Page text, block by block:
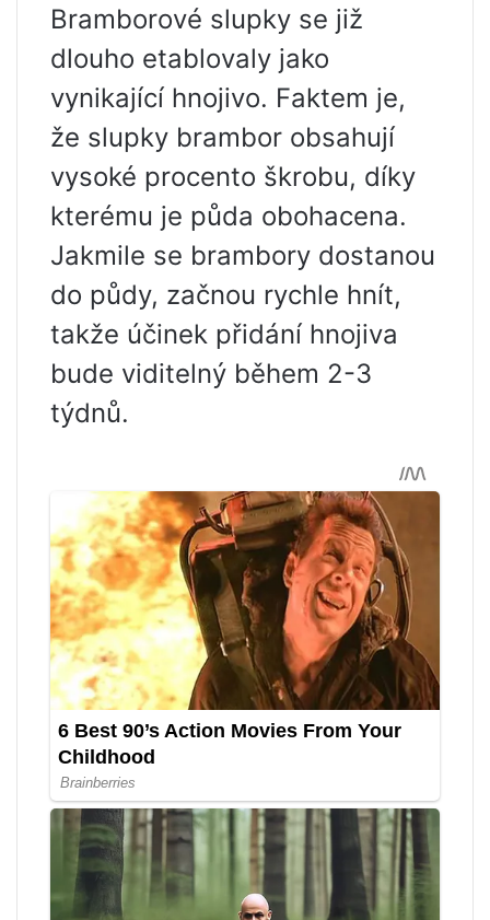
Bramborové slupky se již
dlouho etablovaly jako
vynikající hnojivo. Faktem je,
že slupky brambor obsahují
vysoké procento škrobu, díky
kterému je půda obohacena.
Jakmile se brambory dostanou
do půdy, začnou rychle hnít,
takže účinek přidání hnojiva
bude viditelný během 2-3
týdnů.